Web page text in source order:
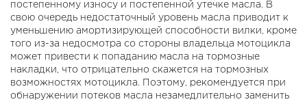
постепенному износу и постепенной утечке масла. В
свою очередь недостаточный уровень масла приводит к
уменьшению амортизирующей способности вилки, кроме
того из-за недосмотра со стороны владельца мотоцикла
может привести к попаданию масла на тормозные
накладки, что отрицательно скажется на тормозных
возможностях мотоцикла. Поэтому, рекомендуется при
обнаружении потеков масла незамедлительно заменить